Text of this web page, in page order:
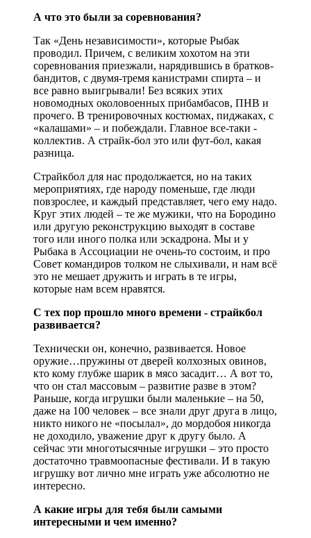
А что это были за соревнования?
Так «День независимости», которые Рыбак
проводил. Причем, с великим хохотом на эти
соревнования приезжали, нарядившись в братков-
бандитов, с двумя-тремя канистрами спирта – и
все равно выигрывали! Без всяких этих
новомодных околовоенных прибамбасов, ПНВ и
прочего. В тренировочных костюмах, пиджаках, с
«калашами» – и побеждали. Главное все-таки -
коллектив. А страйк-бол это или фут-бол, какая
разница.
Страйкбол для нас продолжается, но на таких
мероприятиях, где народу поменьше, где люди
повзрослее, и каждый представляет, чего ему надо.
Круг этих людей – те же мужики, что на Бородино
или другую реконструкцию выходят в составе
того или иного полка или эскадрона. Мы и у
Рыбака в Ассоциации не очень-то состоим, и про
Совет командиров толком не слыхивали, и нам всё
это не мешает дружить и играть в те игры,
которые нам всем нравятся.
С тех пор прошло много времени - страйкбол
развивается?
Технически он, конечно, развивается. Новое
оружие…пружины от дверей колхозных овинов,
кто кому глубже шарик в мясо засадит… А вот то,
что он стал массовым – развитие разве в этом?
Раньше, когда игрушки были маленькие – на 50,
даже на 100 человек – все знали друг друга в лицо,
никто никого не «посылал», до мордобоя никогда
не доходило, уважение друг к другу было. А
сейчас эти многотысячные игрушки – это просто
достаточно травмоопасные фестивали. И в такую
игрушку вот лично мне играть уже абсолютно не
интересно.
А какие игры для тебя были самыми
интересными и чем именно?